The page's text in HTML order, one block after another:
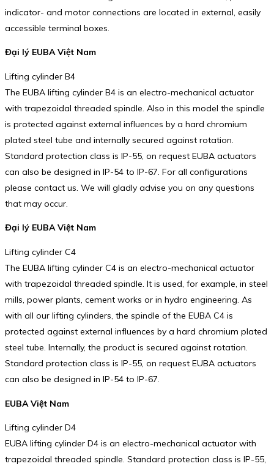
indicator- and motor connections are located in external, easily
accessible terminal boxes.
Đại lý EUBA Việt Nam
Lifting cylinder B4
The EUBA lifting cylinder B4 is an electro-mechanical actuator
with trapezoidal threaded spindle. Also in this model the spindle
is protected against external influences by a hard chromium
plated steel tube and internally secured against rotation.
Standard protection class is IP-55, on request EUBA actuators
can also be designed in IP-54 to IP-67. For all configurations
please contact us. We will gladly advise you on any questions
that may occur.
Đại lý EUBA Việt Nam
Lifting cylinder C4
The EUBA lifting cylinder C4 is an electro-mechanical actuator
with trapezoidal threaded spindle. It is used, for example, in steel
mills, power plants, cement works or in hydro engineering. As
with all our lifting cylinders, the spindle of the EUBA C4 is
protected against external influences by a hard chromium plated
steel tube. Internally, the product is secured against rotation.
Standard protection class is IP-55, on request EUBA actuators
can also be designed in IP-54 to IP-67.
EUBA Việt Nam
Lifting cylinder D4
EUBA lifting cylinder D4 is an electro-mechanical actuator with
trapezoidal threaded spindle. Standard protection class is IP-55,